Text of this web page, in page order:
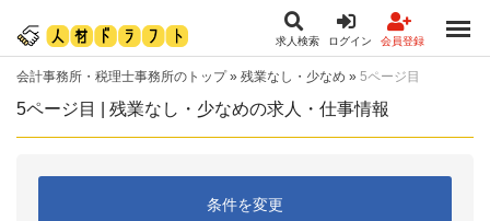
求人検索 ログイン 会員登録
会計事務所・税理士事務所のトップ» 残業なし・少なめ » 5ページ目
5ページ目 | 残業なし・少なめの求人・仕事情報
条件を変更